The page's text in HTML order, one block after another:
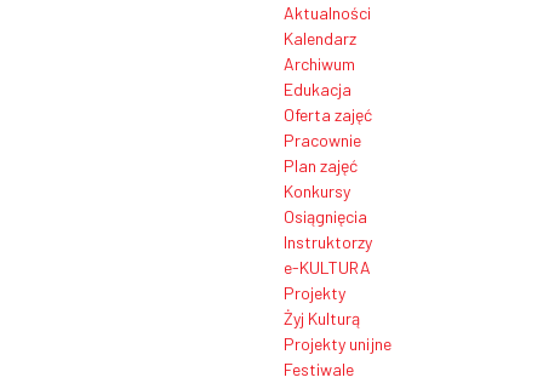
Aktualności
Kalendarz
Archiwum
Edukacja
Oferta zajęć
Pracownie
Plan zajęć
Konkursy
Osiągnięcia
Instruktorzy
e-KULTURA
Projekty
Żyj Kulturą
Projekty unijne
Festiwale